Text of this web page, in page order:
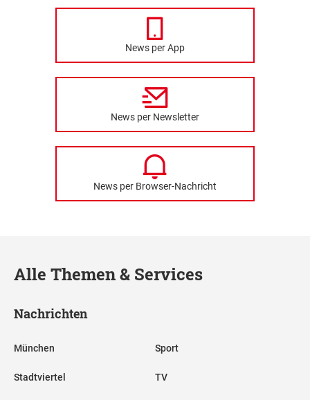
News per App
News per Newsletter
News per Browser-Nachricht
Alle Themen & Services
Nachrichten
München
Stadtviertel
Sport
TV